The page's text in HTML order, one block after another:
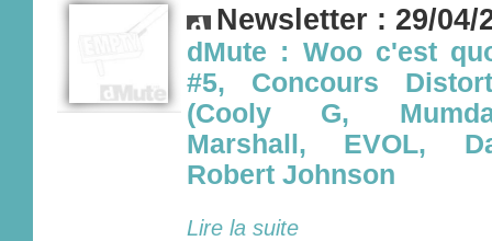
Newsletter : 29/04/
dMute : Woo c'est
#5, Concours
(Cooly G,
Marshall, EVOL,
Robert Johnson
Lire la suite